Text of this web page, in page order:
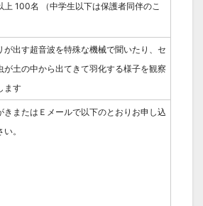
上 100名 （中学生以下は保護者同伴のこ
が出す超音波を特殊な機械で聞いたり、セ
が土の中から出てきて羽化する様子を観察
ます
きまたはＥメールで以下のとおりお申し込
。